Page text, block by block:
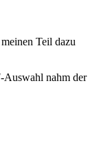
Teil dazu
Auswahl nahm der